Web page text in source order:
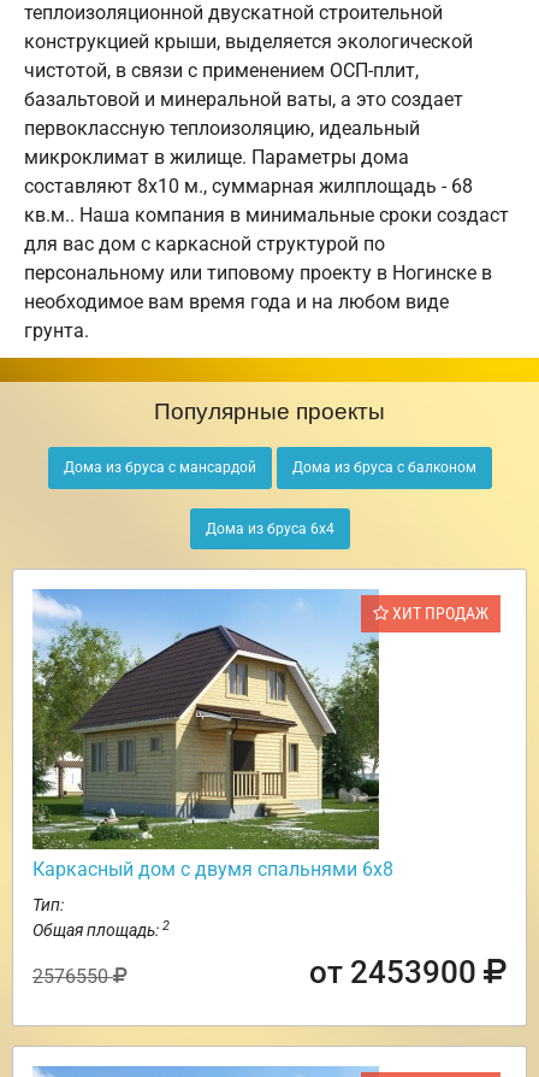
теплоизоляционной двускатной строительной
конструкцией крыши, выделяется экологической
чистотой, в связи с применением ОСП-плит,
базальтовой и минеральной ваты, а это создает
первоклассную теплоизоляцию, идеальный
микроклимат в жилище. Параметры дома
составляют 8х10 м., суммарная жилплощадь - 68
кв.м.. Наша компания в минимальные сроки создаст
для вас дом с каркасной структурой по
персональному или типовому проекту в Ногинске в
необходимое вам время года и на любом виде
грунта.
Популярные проекты
Дома из бруса с мансардой Дома из бруса с балконом
Дома из бруса 6х4
ХИТ ПРОДАЖ
Каркасный дом с двумя спальнями 6х8
Тип:
Общая площадь: 2
2576550 от 2453900